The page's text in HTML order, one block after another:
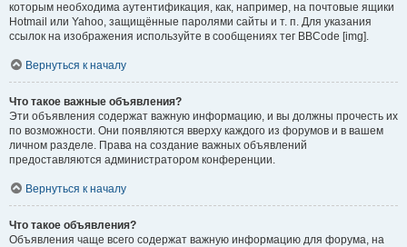
которым необходима аутентификация, как, например, на почтовые ящики
Hotmail или Yahoo, защищённые паролями сайты и т. п. Для указания
ссылок на изображения используйте в сообщениях тег BBCode [img].
Вернуться к началу
Что такое важные объявления?
Эти объявления содержат важную информацию, и вы должны прочесть их
по возможности. Они появляются вверху каждого из форумов и в вашем
личном разделе. Права на создание важных объявлений
предоставляются администратором конференции.
Вернуться к началу
Что такое объявления?
Объявления чаще всего содержат важную информацию для форума, на